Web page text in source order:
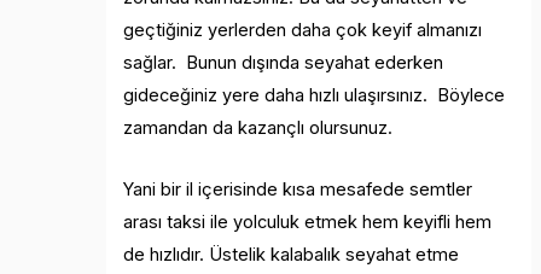
geçtiğiniz yerlerden daha çok keyif almanızı
sağlar. Bunun dışında seyahat ederken
gideceğiniz yere daha hızlı ulaşırsınız. Böylece
zamandan da kazançlı olursunuz.
Yani bir il içerisinde kısa mesafede semtler
arası taksi ile yolculuk etmek hem keyifli hem
de hızlıdır. Üstelik kalabalık seyahat etme